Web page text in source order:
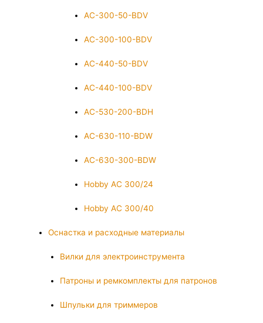
AC-300-50-BDV
AC-300-100-BDV
AC-440-50-BDV
AC-440-100-BDV
AC-530-200-BDH
AC-630-110-BDW
AC-630-300-BDW
Hobby AC 300/24
Hobby AC 300/40
Оснастка и расходные материалы
Вилки для электроинструмента
Патроны и ремкомплекты для патронов
Шпульки для триммеров